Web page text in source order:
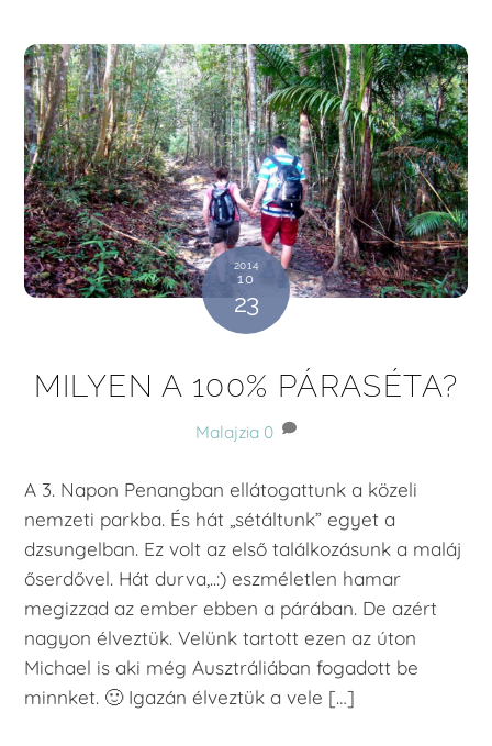
2014
10
23
MILYEN A 100% PÁRASÉTA?
Malajzia 0
A 3. Napon Penangban ellátogattunk a közeli
nemzeti parkba. És hát „sétáltunk” egyet a
dzsungelban. Ez volt az első találkozásunk a maláj
őserdővel. Hát durva,..:) eszméletlen hamar
megizzad az ember ebben a párában. De azért
nagyon élveztük. Velünk tartott ezen az úton
Michael is aki még Ausztráliában fogadott be
minnket. 🙂 Igazán élveztük a vele […]